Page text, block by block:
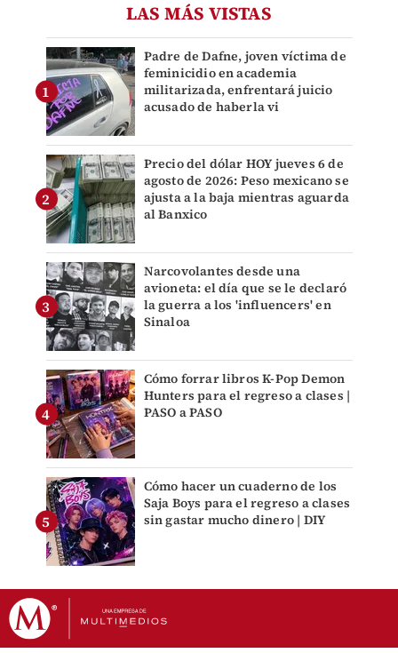
LAS MÁS VISTAS
Padre de Dafne, joven víctima de
feminicidio en academia
militarizada, enfrentará juicio
acusado de haberla vi
Precio del dólar HOY jueves 6 de
agosto de 2026: Peso mexicano se
ajusta a la baja mientras aguarda
al Banxico
Narcovolantes desde una
avioneta: el día que se le declaró
la guerra a los 'influencers' en
Sinaloa
Cómo forrar libros K-Pop Demon
Hunters para el regreso a clases |
PASO a PASO
Cómo hacer un cuaderno de los
Saja Boys para el regreso a clases
sin gastar mucho dinero | DIY